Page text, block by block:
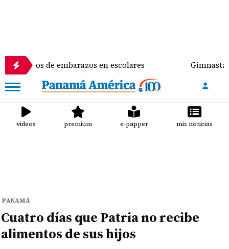
embarazos en escolares Gimnasta Alyiah Lide
videos premium e-papper mis noticias
PANAMÁ
Cuatro días que Patria no recibe
alimentos de sus hijos